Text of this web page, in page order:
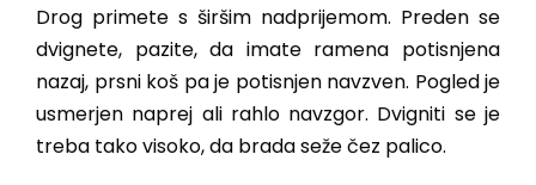
Drog primete s širšim nadprijemom. Preden se
dvignete, pazite, da imate ramena potisnjena
nazaj, prsni koš pa je potisnjen navzven. Pogled je
usmerjen naprej ali rahlo navzgor. Dvigniti se je
treba tako visoko, da brada seže čez palico.